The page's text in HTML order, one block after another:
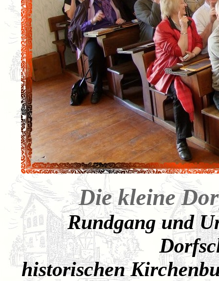
Die kleine
Rundgang und
historischen